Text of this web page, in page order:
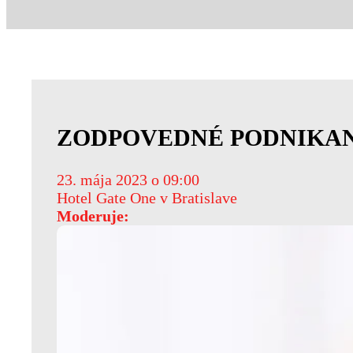
ZODPOVEDNÉ
23. mája 2023 o 09:00
Hotel Gate One v Bratislave
Moderuje: